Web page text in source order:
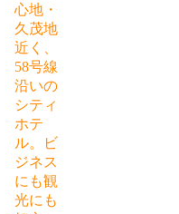
心地・
久茂地
近く、
58号線
沿いの
シティ
ホテ
ル。ビ
ジネス
にも観
光にも